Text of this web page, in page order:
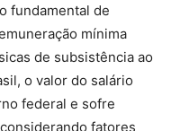
fundamental de
mínima
de subsistência ao
o valor do salário
federal e sofre
fatores